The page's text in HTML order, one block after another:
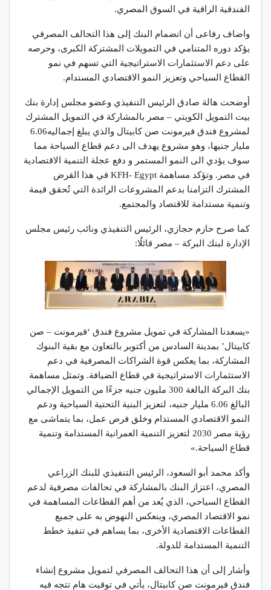
الفندقية الراقية في السوق المصري.
واضاف رفاعى أن انضمام البنك إلى هذا التحالف المصرفي
يؤكد دوره المتنامي في التمويلات المشتركة الكبرى، وحرصه
على دعم الاستثمارات الاستراتيجية التي تسهم في نمو
القطاع السياحي وتعزيز النمو الاقتصادي المستدام.
أوضحت هالة صادق الرئيس التنفيذي وعضو مجلس إدارة بنك
بيت التمويل الكويتي – مصر بالمشاركة في التمويل المشترك
لمشروع فندق فيرمونت صن كابيتال والذي يبلغ إجماليه6.06
مليار جنيها، وهو مشروع يهدف الى دعم قطاع السياحة مما
سوف يؤدي الى النمو المستمر و دفع عجلة التنمية الاقتصادية
في مصر. وتؤكد مساهمة KFH- Egypt في هذا القرض
المشترك التزامنا بدعم المشروعات الرائدة التي تُحقق قيمة
وتنمية مستدامة للاقتصاد والمجتمع.
كما صرح حازم حجازي، الرئيس التنفيذي ونائب رئيس مجلس
الإدارة لبنك البركة – مصر قائلُا:
«يسعدنا المشاركة في تمويل مشروع فندق ‘فيرمونت – صن
كابيتال’ بمدينة السادس من أكتوبر بالتعاون مع بقية البنوك
المشاركة، بما يعكس قوة الشراكات المصرفية في دعم
الاستثمارات الاستراتيجية في قطاع الضيافة. وتمثل مساهمة
بنك البركة البالغة 300 مليون جنيه جزءًا من التمويل الإجمالي
البالغ 6.06 مليار جنيه، لتعزيز البنية التحتية السياحية ودعم
النمو الاقتصادي المستدام وخلق فرص عمل، بما يتماشى مع
رؤية مصر 2030 لتعزيز التنمية العمرانية المستدامة وتنمية
قطاع السياحة.»
وأكد محمد أبو السعود، الرئيس التنفيذي للبنك الزراعي
المصري، اعتزاز البنك بالمشاركة في تحالفات مصرفية لدعم
القطاع السياحي، الذي يُعد من أهم القطاعات المساهمة في
نمو الاقتصاد المصري، وينعكس النهوض به على جميع
القطاعات الاقتصادية الأخرى، بما يساهم في تنفيذ خطط
التنمية المستدامة للدولة.
وأشار إلى أن هذا التحالف المصرفي لتمويل مشروع إنشاء
فندق فيرمونت صن كابيتال، يأتي في توقيت هام تتجه فيه